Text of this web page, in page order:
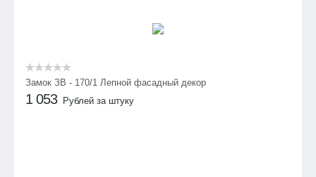
Замок ЗВ - 170/1 Лепной фасадный декор
1 053 Рублей за штуку